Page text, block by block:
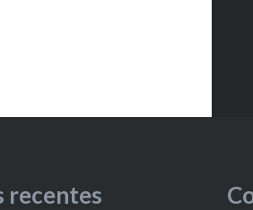
ficou dispersa e
recentes